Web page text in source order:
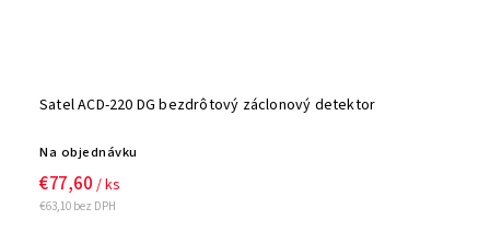
Satel ACD-220 DG bezdrôtový záclonový detektor
Na objednávku
€63,10 bez DPH
€77,60 / ks